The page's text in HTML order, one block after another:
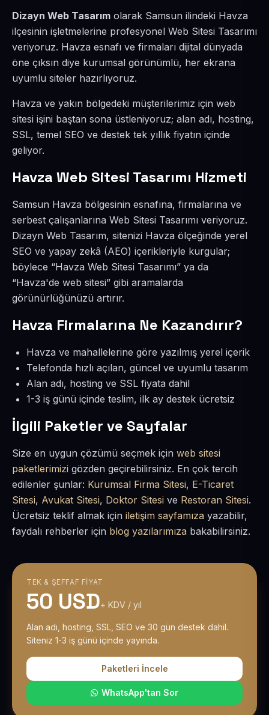
Dizayn Web Tasarım olarak Samsun ilindeki Havza
ilçesinin işletmelerine profesyonel Web Sitesi Tasarımı
veriyoruz. Havza esnafı ve firmaları dijital dünyada
öne çıksın diye kurumsal görünümlü, her ekrana
uyumlu siteler hazırlıyoruz.
Havza ve yakın bölgedeki müşterilerimiz için web
sitesi işini baştan sona üstleniyoruz; alan adı, hosting,
SSL, temel SEO ve destek tek yıllık fiyatın içinde
geliyor.
Havza Web Sitesi Tasarımı Hizmeti
Samsun Havza bölgesinin esnafına, firmalarına ve
serbest çalışanlarına Web Sitesi Tasarımı veriyoruz.
Dizayn Web Tasarım, sitenizi Havza ölçeğinde yerel
SEO ve yapay zekâ (AEO) içerikleriyle kurgular;
böylece “Havza Web Sitesi Tasarımı” ya da
“Havza'de web sitesi” gibi aramalarda
görünürlüğünüzü artırır.
Havza Firmalarına Ne Kazandırır?
Havza ve mahallelerine göre yazılmış yerel içerik
Telefonda hızlı açılan, güncel ve uyumlu tasarım
Alan adı, hosting ve SSL fiyata dahil
1-3 iş günü içinde teslim, ilk ay destek ücretsiz
İlgili Paketler ve Sayfalar
Size en uygun çözümü seçmek için web sitesi
paketlerimizi gözden geçirebilirsiniz. En çok tercih
edilenler şunlar: Kurumsal Firma Sitesi, E-Ticaret
Sitesi, Avukat Sitesi, Doktor Sitesi ve Restoran Sitesi.
Ücretsiz teklif almak için iletişim sayfamıza yazabilir,
faydalı rehberler için blog yazılarımıza bakabilirsiniz.
TEK & ŞEFFAF FIYAT
50 USD+ KDV / yıl
Alan adı, hosting, SSL, SEO ve 30 gün destek dahil.
Siteniz 1-3 iş günü içinde yayında.
Paketleri İncele
WhatsApp'tan Sor